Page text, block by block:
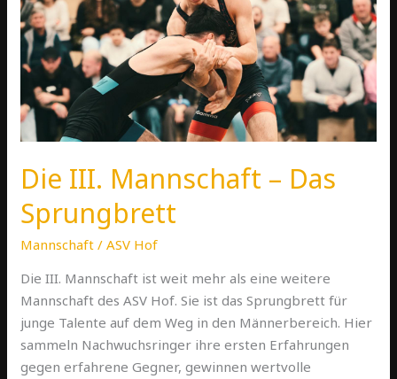
Die III. Mannschaft – Das
Sprungbrett
Mannschaft /ASV Hof
Die III. Mannschaft ist weit mehr als eine weitere
Mannschaft des ASV Hof. Sie ist das Sprungbrett für
junge Talente auf dem Weg in den Männerbereich. Hier
sammeln Nachwuchsringer ihre ersten Erfahrungen
gegen erfahrene Gegner, gewinnen wertvolle
–
Das
Sprungbrett